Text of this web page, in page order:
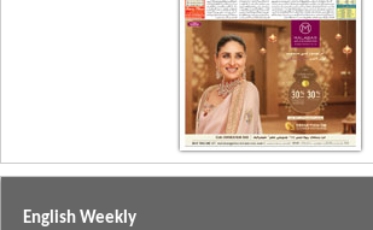
English Weekly